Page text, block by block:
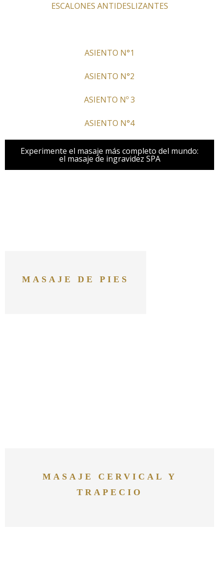
ESCALONES ANTIDESLIZANTES
ASIENTO N°1
ASIENTO N°2
ASIENTO Nº 3
ASIENTO N°4
Experimente el masaje más completo del mundo:
el masaje de ingravidez SPA
MASAJE DE PIES
MASAJE CERVICAL Y
TRAPECIO